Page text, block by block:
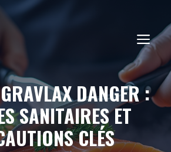
DANGER :
SANITAIRES ET
CLÉS